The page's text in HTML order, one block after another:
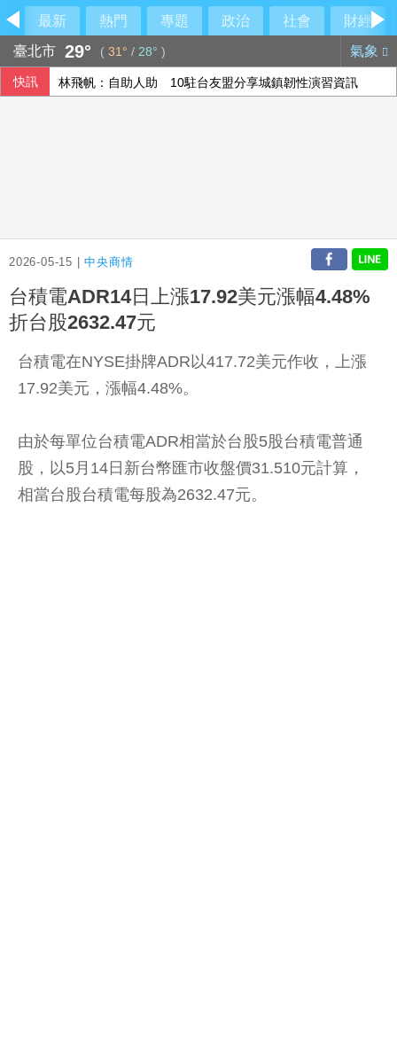
最新 熱門 專題 政治 社會
財經
臺北市 29° ( 31° / 28° ) 氣象
快訊 林飛帆：自助人助 10駐台友盟分享城鎮韌性演習資訊
2026-05-15 |中央商情
台積電ADR14日上漲17.92美元漲幅4.48%
折台股2632.47元
台積電在NYSE掛牌ADR以417.72美元作收，上漲
17.92美元，漲幅4.48%。
由於每單位台積電ADR相當於台股5股台積電普通
股，以5月14日新台幣匯市收盤價31.510元計算，
相當台股台積電每股為2632.47元。